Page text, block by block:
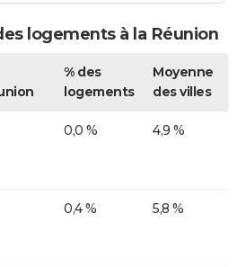
logements à la Réunion
% des
logements
Moyenne
des villes
0,0 % 4,9 %
0,4 % 5,8 %